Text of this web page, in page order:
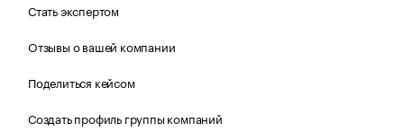
Стать экспертом
Отзывы о вашей компании
Поделиться кейсом
Создать профиль группы компаний